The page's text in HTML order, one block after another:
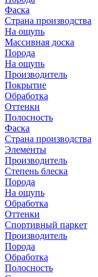
Фаска
Страна производства
На ощупь
Массивная доска
Порода
На ощупь
Производитель
Покрытие
Обработка
Оттенки
Полосность
Фаска
Страна производства
Элементы
Производитель
Степень блеска
Порода
На ощупь
Обработка
Оттенки
Спортивный паркет
Производитель
Порода
Обработка
Полосность